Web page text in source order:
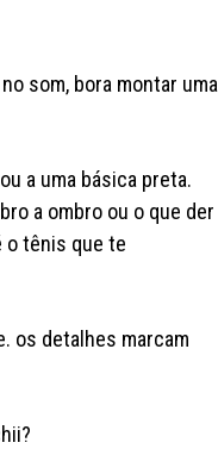
som, bora montar uma
a uma básica preta.
a ombro ou o que der
o tênis que te
os detalhes marcam